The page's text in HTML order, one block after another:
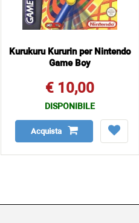
Kurukuru Kururin per Nintendo
Game Boy
€ 10,00
DISPONIBILE
Acquista